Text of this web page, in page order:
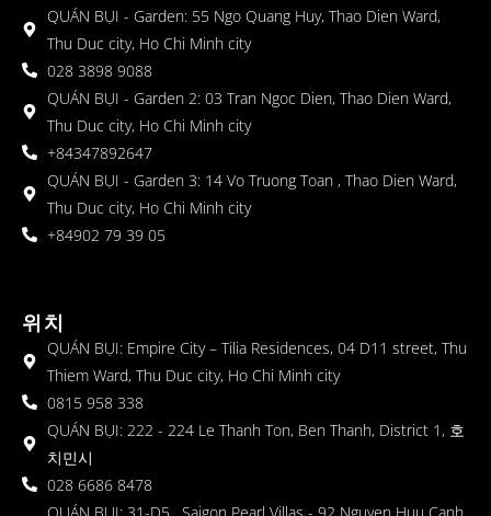
QUÁN BỤI - Garden: 55 Ngo Quang Huy, Thao Dien Ward,
Thu Duc city, Ho Chi Minh city
028 3898 9088
QUÁN BỤI - Garden 2: 03 Tran Ngoc Dien, Thao Dien Ward,
Thu Duc city, Ho Chi Minh city
+84347892647
QUÁN BỤI - Garden 3: 14 Vo Truong Toan , Thao Dien Ward,
Thu Duc city, Ho Chi Minh city
+84902 79 39 05
위치
QUÁN BỤI: Empire City – Tilia Residences, 04 D11 street, Thu
Thiem Ward, Thu Duc city, Ho Chi Minh city
0815 958 338
QUÁN BỤI: 222 - 224 Le Thanh Ton, Ben Thanh, District 1, 호
치민시
028 6686 8478
QUÁN BỤI: 31-D5 , Saigon Pearl Villas - 92 Nguyen Huu Canh,